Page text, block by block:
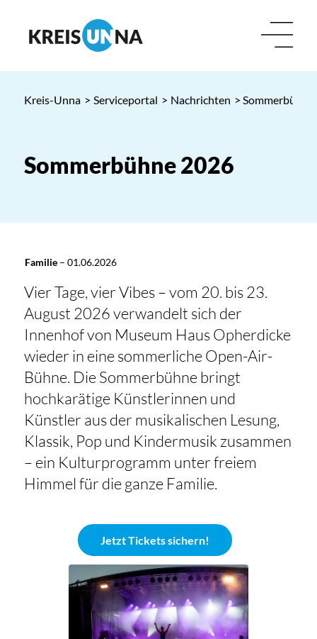
Kreis-Unna > Serviceportal > Nachrichten >
Sommerbühne 2026
Familie– 01.06.2026
Vier Tage, vier Vibes – vom 20. bis 23.
August 2026 verwandelt sich der
Innenhof von Museum Haus Opherdicke
wieder in eine sommerliche Open-Air-
Bühne. Die Sommerbühne bringt
hochkarätige Künstlerinnen und
Künstler aus der musikalischen Lesung,
Klassik, Pop und Kindermusik zusammen
– ein Kulturprogramm unter freiem
Himmel für die ganze Familie.
Jetzt Tickets sichern!